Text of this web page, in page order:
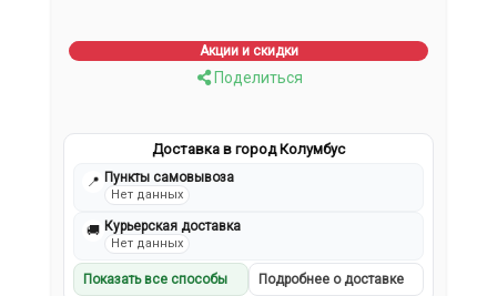
Акции и скидки
Поделиться
Доставка в город Колумбус
📍 Пункты самовывоза
Нет данных
🚚 Курьерская доставка
Нет данных
Показать все способы Подробнее о доставке